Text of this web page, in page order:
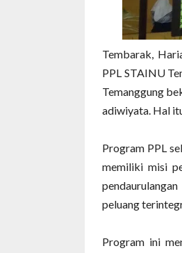
Tembarak,
PPL STAINU
Temanggung
adiwiyata. Hal
Program PPL
memiliki misi
peluang
Program ini